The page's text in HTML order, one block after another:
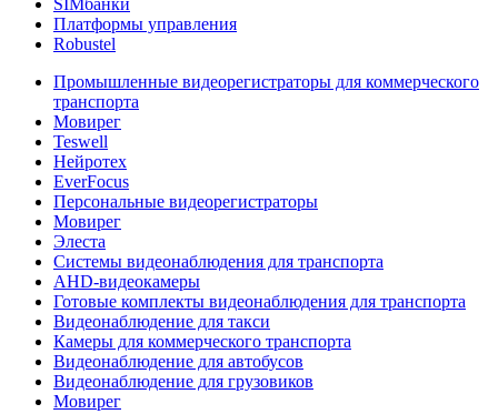
SIMбанки
Платформы управления
Robustel
Промышленные видеорегистраторы для коммерческого
транспорта
Мовирег
Teswell
Нейротех
EverFocus
Персональные видеорегистраторы
Мовирег
Элеста
Системы видеонаблюдения для транспорта
AHD-видеокамеры
Готовые комплекты видеонаблюдения для транспорта
Видеонаблюдение для такси
Камеры для коммерческого транспорта
Видеонаблюдение для автобусов
Видеонаблюдение для грузовиков
Мовирег